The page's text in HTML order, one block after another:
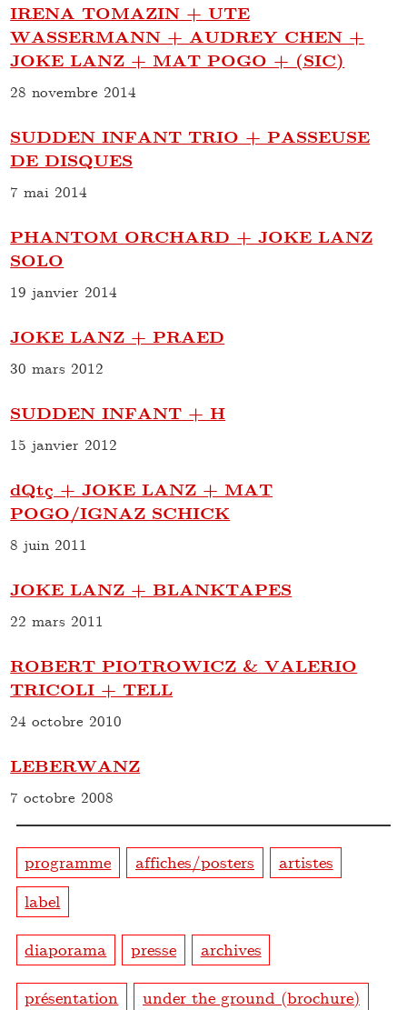
IRENA TOMAZIN + UTE
WASSERMANN + AUDREY CHEN +
JOKE LANZ + MAT POGO + (SIC)
28 novembre 2014
SUDDEN INFANT TRIO + PASSEUSE
DE DISQUES
7 mai 2014
PHANTOM ORCHARD + JOKE LANZ
SOLO
19 janvier 2014
JOKE LANZ + PRAED
30 mars 2012
SUDDEN INFANT + H
15 janvier 2012
dQtç + JOKE LANZ + MAT
POGO/IGNAZ SCHICK
8 juin 2011
JOKE LANZ + BLANKTAPES
22 mars 2011
ROBERT PIOTROWICZ & VALERIO
TRICOLI + TELL
24 octobre 2010
LEBERWANZ
7 octobre 2008
programme affiches/posters
artistes
label
diaporama presse archives
présentation under the ground (brochure)